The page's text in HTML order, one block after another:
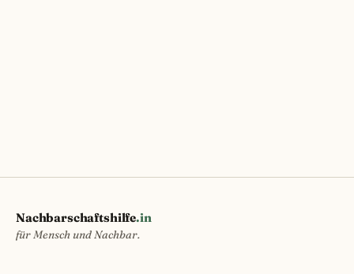
Nachbarschaftshilfe.in
für Mensch und Nachbar.